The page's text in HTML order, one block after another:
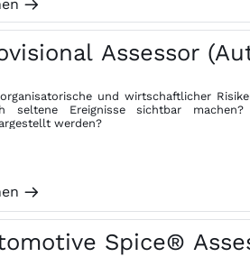
m
Assessor
und wirtschaftlicher
Ereignisse sichtbar machen?
werden?
m
Spice®